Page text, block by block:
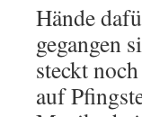
Hände
gegangen
steckt
auf